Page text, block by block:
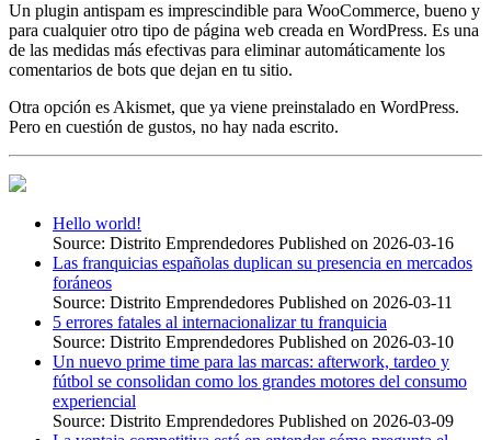
Un plugin antispam es imprescindible para WooCommerce, bueno y
para cualquier otro tipo de página web creada en WordPress. Es una
de las medidas más efectivas para eliminar automáticamente los
comentarios de bots que dejan en tu sitio.
Otra opción es Akismet, que ya viene preinstalado en WordPress.
Pero en cuestión de gustos, no hay nada escrito.
Hello world!
Source: Distrito Emprendedores Published on 2026-03-16
Las franquicias españolas duplican su presencia en mercados
foráneos
Source: Distrito Emprendedores Published on 2026-03-11
5 errores fatales al internacionalizar tu franquicia
Source: Distrito Emprendedores Published on 2026-03-10
Un nuevo prime time para las marcas: afterwork, tardeo y
fútbol se consolidan como los grandes motores del consumo
experiencial
Source: Distrito Emprendedores Published on 2026-03-09